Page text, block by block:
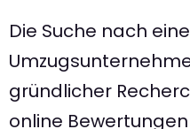
Die Suche nach
gründlicher
online